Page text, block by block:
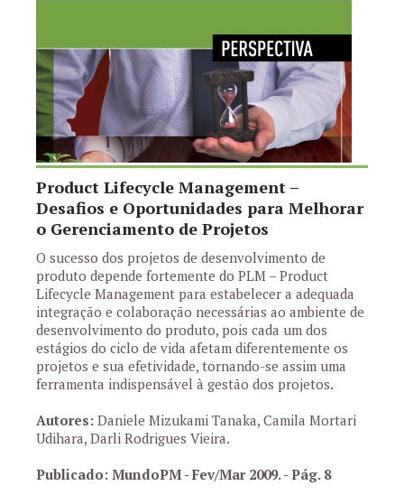
Product Lifecycle Management –
Desafios e Oportunidades para Melhorar
o Gerenciamento de Projetos
O sucesso dos projetos de desenvolvimento de
produto depende fortemente do PLM – Product
Lifecycle Management para estabelecer a adequada
integração e colaboração necessárias ao ambiente de
desenvolvimento do produto, pois cada um dos
estágios do ciclo de vida afetam diferentemente os
projetos e sua efetividade, tornando-se assim uma
ferramenta indispensável à gestão dos projetos.
Autores: Daniele Mizukami Tanaka, Camila Mortari
Udihara, Darli Rodrigues Vieira.
Publicado: MundoPM - Fev/Mar 2009.- Pág. 8